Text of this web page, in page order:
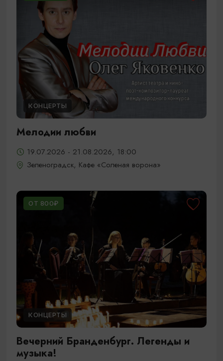
КОНЦЕРТЫ
Мелодии любви
19.07.2026 - 21.08.2026, 18:00
Зеленоградск, Кафе «Соленая ворона»
ОТ 800₽
КОНЦЕРТЫ
Вечерний Бранденбург. Легенды и
музыка!